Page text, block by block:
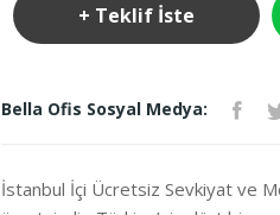
+ Teklif İste
Bella Ofis Sosyal Medya:
İstanbul İçi Ücretsiz Sevkiyat ve